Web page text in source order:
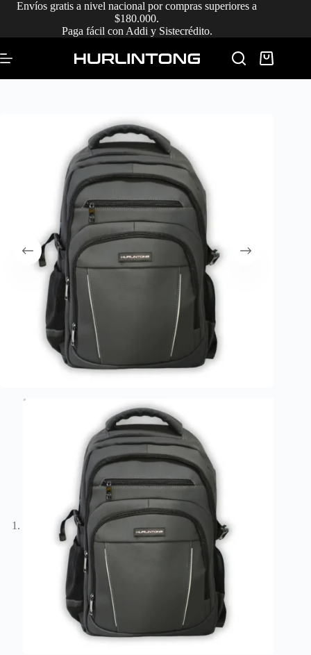
SaltarEnvíos gratis a nivel nacional por compras superiores a
$180.000.
Paga fácil con Addi y Sistecrédito.
Carro
de
compra